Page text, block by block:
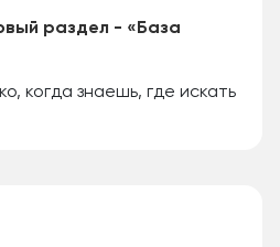
раздел - «База
когда знаешь, где искать